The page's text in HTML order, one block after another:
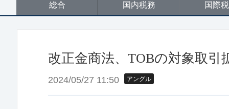
総合 国内税務 国際
改正金商法、TOBの対象取引
2024/05/27 11:50 アングル